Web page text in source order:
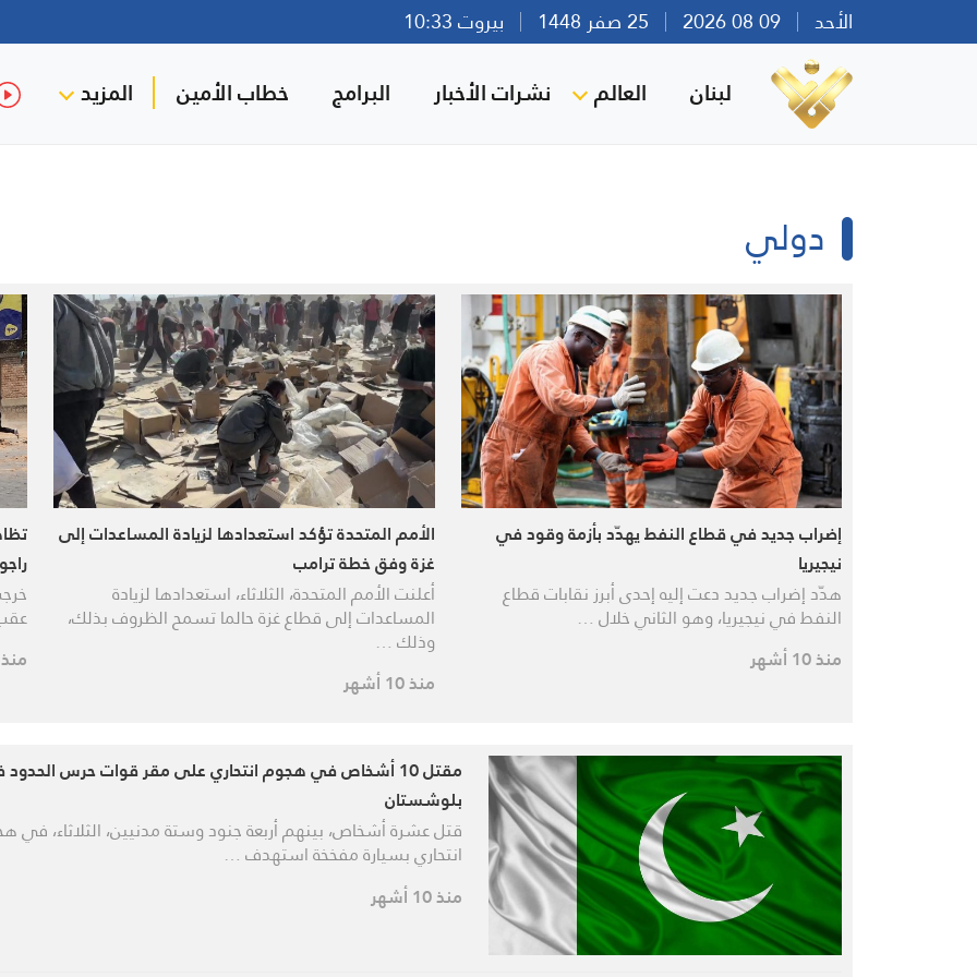
الأحد بيروت 10:33
لبنان العالم نشرات الأخبار البرامج خطاب الأمين المزيد
دولي
إضراب جديد في قطاع النفط يهدّد بأزمة وقود في
نيجيريا
هدّد إضراب جديد دعت إليه إحدى أبرز نقابات قطاع
النفط في نيجيريا، وهو الثاني خلال …
منذ 10 أشهر
الأمم المتحدة تؤكد استعدادها لزيادة المساعدات إلى
غزة وفق خطة ترامب
أعلنت الأمم المتحدة، الثلاثاء، استعدادها لزيادة
المساعدات إلى قطاع غزة حالما تسمح الظروف بذلك،
وذلك …
منذ 10 أشهر
منذ 10
مقتل 10 أشخاص في هجوم انتحاري على مقر قوات حرس
بلوشستان
قتل عشرة أشخاص، بينهم أربعة جنود وستة مدنيين، الثلاثاء، في
انتحاري بسيارة مفخخة استهدف …
منذ 10 أشهر